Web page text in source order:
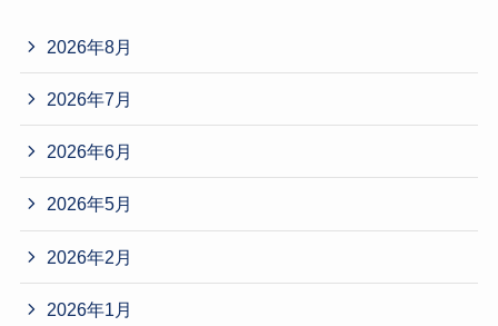
2026年8月
2026年7月
2026年6月
2026年5月
2026年2月
2026年1月